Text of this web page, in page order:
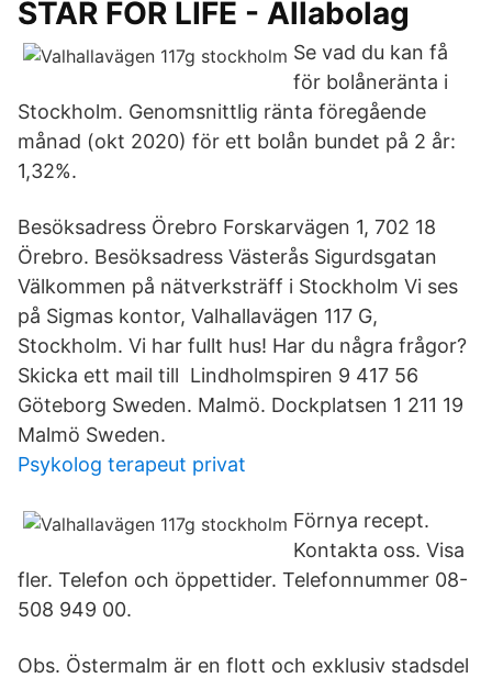
STAR FOR LIFE - Allabolag
Se vad du kan få
för bolåneränta i
Stockholm. Genomsnittlig ränta föregående
månad (okt 2020) för ett bolån bundet på 2 år:
1,32%.
Besöksadress Örebro Forskarvägen 1, 702 18
Örebro. Besöksadress Västerås Sigurdsgatan
Välkommen på nätverksträff i Stockholm Vi ses
på Sigmas kontor, Valhallavägen 117 G,
Stockholm. Vi har fullt hus! Har du några frågor?
Skicka ett mail till Lindholmspiren 9 417 56
Göteborg Sweden. Malmö. Dockplatsen 1 211 19
Malmö Sweden.
Psykolog terapeut privat
Förnya recept.
Kontakta oss. Visa
fler. Telefon och öppettider. Telefonnummer 08-
508 949 00.
Obs. Östermalm är en flott och exklusiv stadsdel